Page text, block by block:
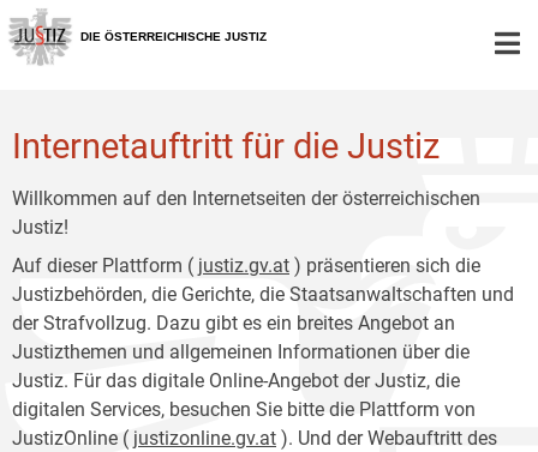
Zur
Hauptnavigation
[1]
Zum
Inhalt
[2]
DIE ÖSTERREICHISCHE JUSTIZ
Internetauftritt für die Justiz
Willkommen auf den Internetseiten der österreichischen
Justiz!
Auf dieser Plattform ( justiz.gv.at ) präsentieren sich die
Justizbehörden, die Gerichte, die Staatsanwaltschaften und
der Strafvollzug. Dazu gibt es ein breites Angebot an
Justizthemen und allgemeinen Informationen über die
Justiz. Für das digitale Online-Angebot der Justiz, die
digitalen Services, besuchen Sie bitte die Plattform von
JustizOnline ( justizonline.gv.at ). Und der Webauftritt des